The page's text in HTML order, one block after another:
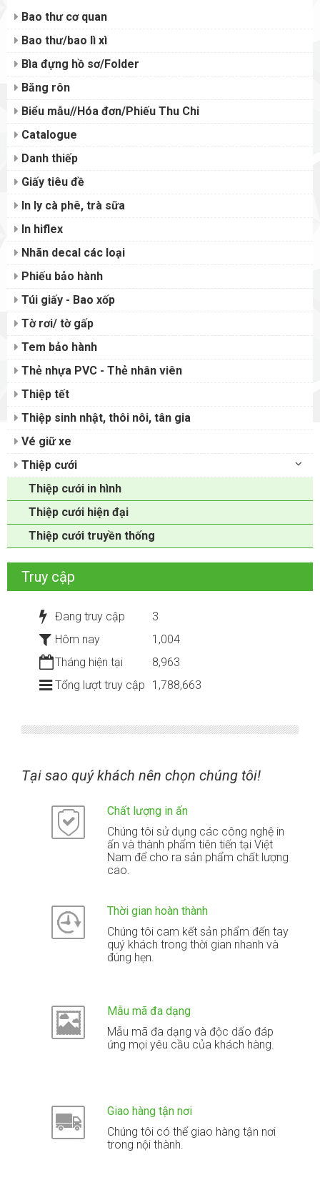
Bao thư cơ quan
Bao thư/bao lì xì
Bìa đựng hồ sơ/Folder
Băng rôn
Biểu mẫu//Hóa đơn/Phiếu Thu Chi
Catalogue
Danh thiếp
Giấy tiêu đề
In ly cà phê, trà sữa
In hiflex
Nhãn decal các loại
Phiếu bảo hành
Túi giấy - Bao xốp
Tờ rơi/ tờ gấp
Tem bảo hành
Thẻ nhựa PVC - Thẻ nhân viên
Thiệp tết
Thiệp sinh nhật, thôi nôi, tân gia
Vé giữ xe
Thiệp cưới
Thiệp cưới in hình
Thiệp cưới hiện đại
Thiệp cưới truyền thống
Truy cập
Đang truy cập
3
Hôm nay
1,004
Tháng hiện tại
8,963
Tổng lượt truy cập
1,788,663
Tại sao quý khách nên chọn chúng tôi!
Chất lượng in ấn
Chúng tôi sử dụng các công nghệ in
ấn và thành phẩm tiên tiến tại Việt
Nam để cho ra sản phẩm chất lượng
cao.
Thời gian hoàn thành
Chúng tôi cam kết sản phẩm đến tay
quý khách trong thời gian nhanh và
đúng hẹn.
Mẫu mã đa dạng
Mẫu mã đa dạng và độc dấo đáp
ứng mọi yêu cầu của khách hàng.
Giao hàng tận nơi
Chúng tôi có thể giao hàng tận nơi
trong nội thành.